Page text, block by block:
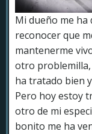
Mi dueño me ha
reconocer que
mantenerme
otro
ha tratado bien
Pero hoy estoy
otro de mi
bonito me ha